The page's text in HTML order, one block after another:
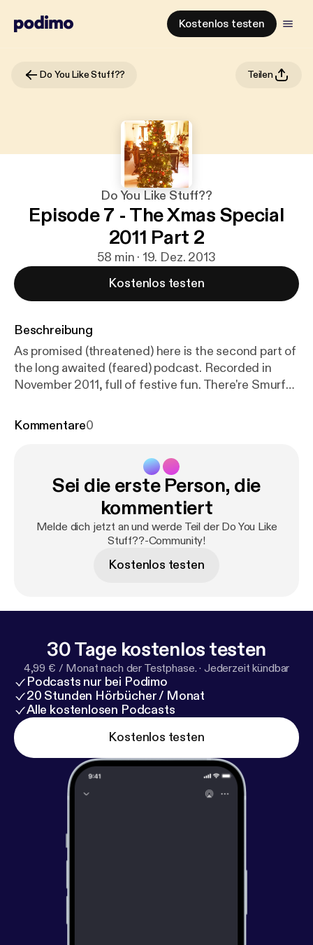
Kostenlos testen
Do You Like Stuff?? Teilen
Do You Like Stuff??
Episode 7 - The Xmas Special
2011 Part 2
58 min · 19. Dez. 2013
Kostenlos testen
Beschreibung
As promised (threatened) here is the second part of
the long awaited (feared) podcast. Recorded in
November 2011, full of festive fun. There're Smurfs,
ridonkulous hypotheticals and stuff. J & Stef take
seconds, subscribe, rate and review!Merry
Christmas and Happy New Year, Love n stuff, J &
Kommentare0
Sei die erste Person, die
kommentiert
Melde dich jetzt an und werde Teil der Do You Like
Stuff??-Community!
Kostenlos testen
30 Tage kostenlos testen
4,99 € / Monat nach der Testphase. · Jederzeit kündbar
Podcasts nur bei Podimo
20 Stunden Hörbücher / Monat
Alle kostenlosen Podcasts
Kostenlos testen